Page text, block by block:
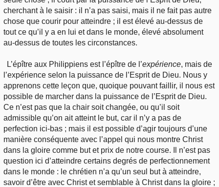
cherchant à le saisir : il n’a pas saisi, mais il ne fait pas autre
chose que courir pour atteindre ; il est élevé au-dessus de
tout ce qu’il y a en lui et dans le monde, élevé absolument
au-dessus de toutes les circonstances.
L’épître aux Philippiens est l’épître de l’expérience, mais de
l’expérience selon la puissance de l’Esprit de Dieu. Nous y
apprenons cette leçon que, quoique pouvant faillir, il nous est
possible de marcher dans la puissance de l’Esprit de Dieu.
Ce n’est pas que la chair soit changée, ou qu’il soit
admissible qu’on ait atteint le but, car il n’y a pas de
perfection ici-bas ; mais il est possible d’agir toujours d’une
manière conséquente avec l’appel qui nous montre Christ
dans la gloire comme but et prix de notre course. Il n’est pas
question ici d’atteindre certains degrés de perfectionnement
dans le monde : le chrétien n’a qu’un seul but à atteindre,
savoir d’être avec Christ et semblable à Christ dans la gloire ;